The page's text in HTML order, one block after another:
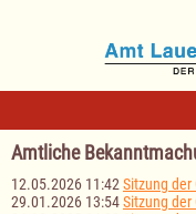
Amtliche
12.05.2026 11:42 Sitzung
29.01.2026 13:54Sitzung